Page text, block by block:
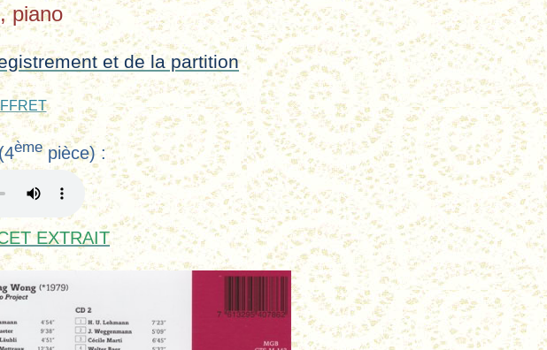
, piano
et de la partition
èmepièce) :
EXTRAIT